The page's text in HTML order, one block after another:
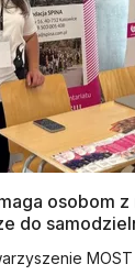
osobom
do
MOST